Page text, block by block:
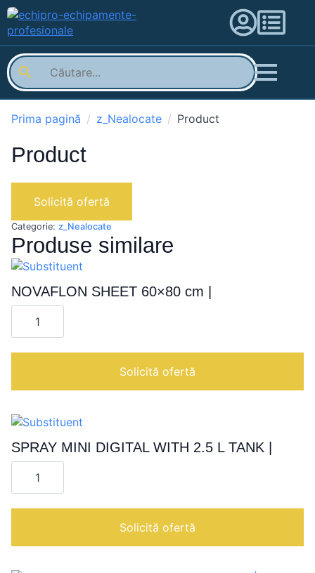
Prima pagină z_Nealocate Product
Product
Solicită ofertă
Categorie: z_Nealocate
Produse similare
NOVAFLON SHEET 60×80 cm |
Cantitate
NOVAFLON
cm
Solicită ofertă
SPRAY MINI DIGITAL WITH 2.5 L TANK |
Cantitate
SPRAY
WITH
TANK
Solicită ofertă